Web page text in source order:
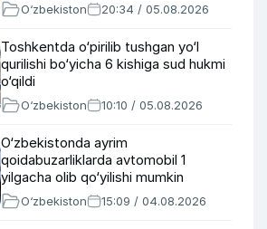
O‘zbekiston 20:34 / 05.08.2026
Toshkentda o‘pirilib tushgan yo‘l
qurilishi bo‘yicha 6 kishiga sud hukmi
o‘qildi
O‘zbekiston 10:10 / 05.08.2026
O‘zbekistonda ayrim
qoidabuzarliklarda avtomobil 1
yilgacha olib qo‘yilishi mumkin
O‘zbekiston 15:09 / 04.08.2026